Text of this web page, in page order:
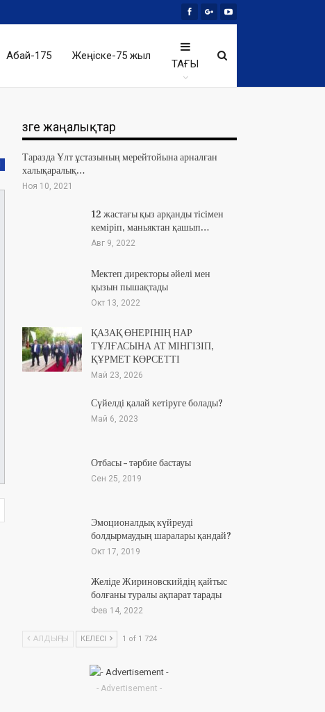
Абай-175 Жеңіске-75 жыл
ТАҒЫ
Өзге жаңалықтар
Таразда Ұлт ұстазының мерейтойына арналған
халықаралық…
Ноя 10, 2021
12 жастағы қыз арқанды тісімен
кеміріп, маньяктан қашып…
Авг 9, 2022
Мектеп директоры әйелі мен
қызын пышақтады
Окт 13, 2022
ҚАЗАҚ ӨНЕРІНІҢ НАР
ТҰЛҒАСЫНА АТ МІНГІЗІП,
ҚҰРМЕТ КӨРСЕТТІ
Май 23, 2026
Сүйелді қалай кетіруге болады?
Май 6, 2023
Отбасы – тәрбие бастауы
Сен 25, 2019
Эмоционалдық күйреуді
болдырмаудың шаралары қандай?
Окт 17, 2019
Желіде Жириновскийдің қайтыс
болғаны туралы ақпарат тарады
Фев 14, 2022
АЛДЫҢҒЫ КЕЛЕСІ 1 of 1 724
- Advertisement -